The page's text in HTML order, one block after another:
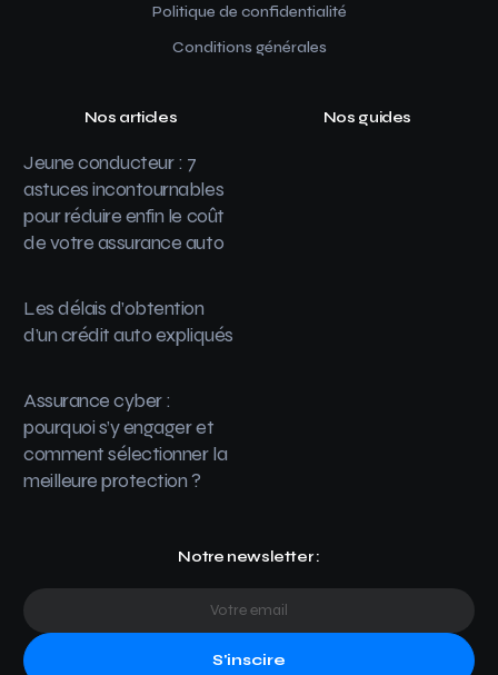
Politique de confidentialité
Conditions générales
Nos articles
Jeune conducteur : 7
astuces incontournables
pour réduire enfin le coût
de votre assurance auto
Les délais d’obtention
d’un crédit auto expliqués
Assurance cyber :
pourquoi s’y engager et
comment sélectionner la
meilleure protection ?
Nos guides
Notre newsletter :
S'inscire